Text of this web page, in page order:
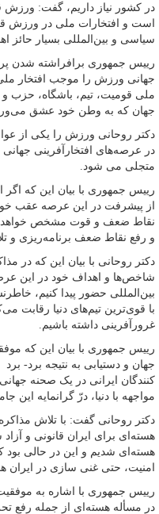
در کشور نیاز داریم، گفت:
است و افتخارات ملی در ورزش
سیاسی و بین‌المللی بسیار حائز
رییس‌ جمهوری برافراشته شدن
جهانی ورزش را موجب افتخار
ملی قومیت، تیم، باشگاه، حزب و
جهان که به وطن خود عشق
دکتر روحانی ورزش را یکی از
در عرصه‌های افتخارآفرینی
متجلی می شود.
رییس‌ جمهوری با بیان این که
از پیشرفت در این عرصه عقب
نقاط ضعف و قوت مشخص خواهد
و رفع نقاط ضعف برنامه‌ریزی و
دکتر روحانی با بیان این که در
شاخص‌ها و اهداف خود در این
بین‌المللی حضور پیدا کنیم،
با قوی‌ترین تیم‌های دنیا رقابت
غرور‌آفرینی داشته باشیم.
رییس‌ جمهوری با بیان این که
جهان و دستیابی به نتیجه برد-
کنندگان ایرانی در یک صحنه
مواجهه با دنیا، درّ گرانمایه این
هسته‌ای برای ایران قانونی و
امنیت، حتی غنی سازی در ایران
رییس‌ جمهوری با اشاره به
در مسأله هسته‌ای از جمله رفع